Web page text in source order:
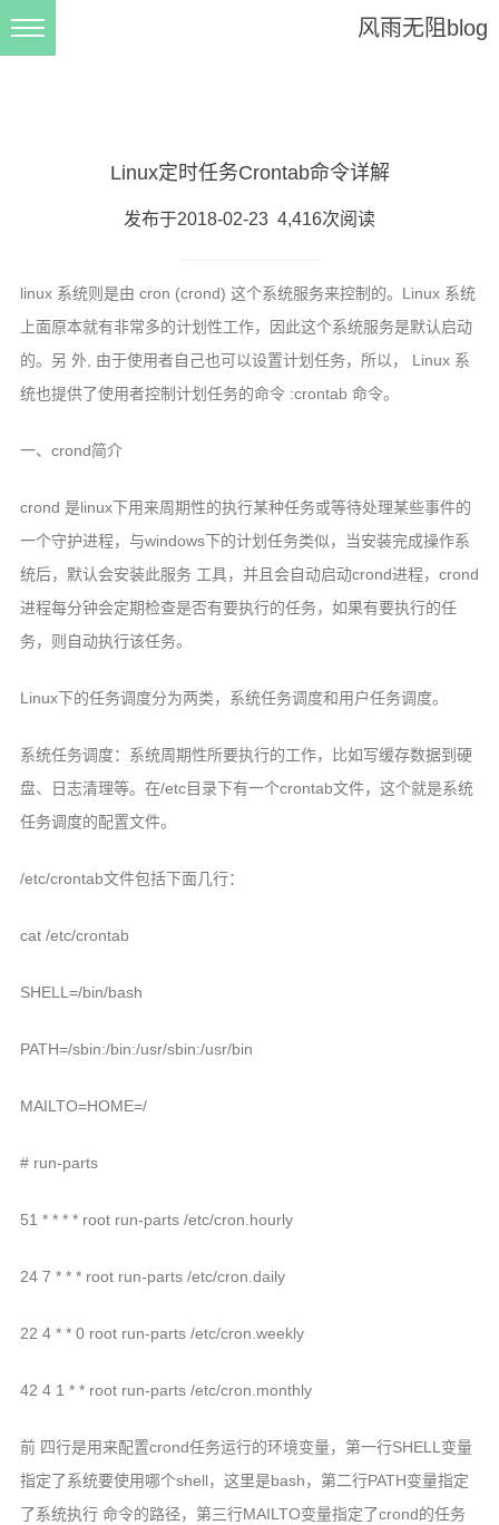
在线js,jquery格式化,压缩
技术文章
php文章
java文章
mysql文章
js文章
生活文章
面试题
关于
风雨无阻blog
Linux定时任务Crontab命令详解
发布于2018-02-23 4,416次阅读
linux 系统则是由 cron (crond) 这个系统服务来控制的。Linux 系统
上面原本就有非常多的计划性工作，因此这个系统服务是默认启动
的。另 外, 由于使用者自己也可以设置计划任务，所以， Linux 系
统也提供了使用者控制计划任务的命令 :crontab 命令。
一、crond简介
crond 是linux下用来周期性的执行某种任务或等待处理某些事件的
一个守护进程，与windows下的计划任务类似，当安装完成操作系
统后，默认会安装此服务 工具，并且会自动启动crond进程，crond
进程每分钟会定期检查是否有要执行的任务，如果有要执行的任
务，则自动执行该任务。
Linux下的任务调度分为两类，系统任务调度和用户任务调度。
系统任务调度：系统周期性所要执行的工作，比如写缓存数据到硬
盘、日志清理等。在/etc目录下有一个crontab文件，这个就是系统
任务调度的配置文件。
/etc/crontab文件包括下面几行：
cat /etc/crontab
SHELL=/bin/bash
PATH=/sbin:/bin:/usr/sbin:/usr/bin
MAILTO=HOME=/
# run-parts
51 * * * * root run-parts /etc/cron.hourly
24 7 * * * root run-parts /etc/cron.daily
22 4 * * 0 root run-parts /etc/cron.weekly
42 4 1 * * root run-parts /etc/cron.monthly
前 四行是用来配置crond任务运行的环境变量，第一行SHELL变量
指定了系统要使用哪个shell，这里是bash，第二行PATH变量指定
了系统执行 命令的路径，第三行MAILTO变量指定了crond的任务